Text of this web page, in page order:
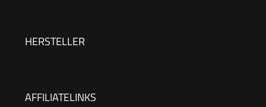
Ergonomisches Weich Atmungsaktiv mit
HERSTELLER
AFFILIATELINKS